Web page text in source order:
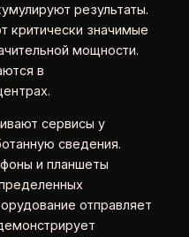
результаты.
значимые
мощности.
в
сервисы у
сведения.
и планшеты
отправляет